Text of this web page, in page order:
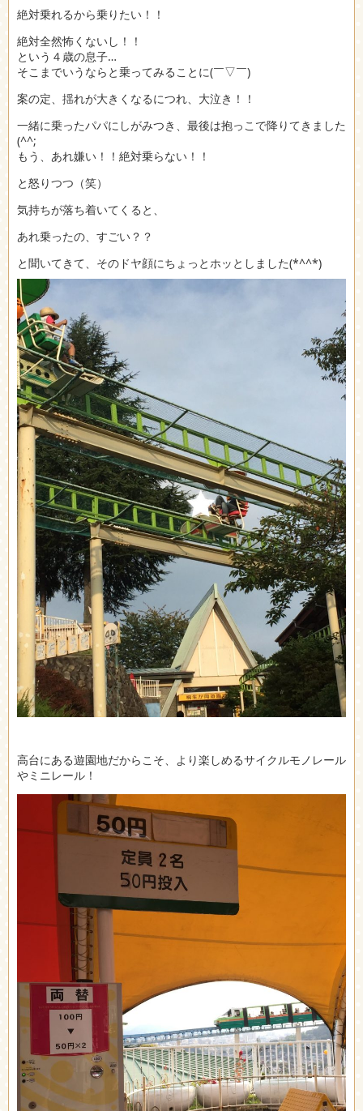
絶対乗れるから乗りたい！！
絶対全然怖くないし！！
という４歳の息子…
そこまでいうならと乗ってみることに(￣▽￣)
案の定、揺れが大きくなるにつれ、大泣き！！
一緒に乗ったパパにしがみつき、最後は抱っこで降りてきました
(^^;
もう、あれ嫌い！！絶対乗らない！！
と怒りつつ（笑）
気持ちが落ち着いてくると、
あれ乗ったの、すごい？？
と聞いてきて、そのドヤ顔にちょっとホッとしました(*^^*)
高台にある遊園地だからこそ、より楽しめるサイクルモノレール
やミニレール！